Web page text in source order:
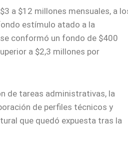
a $12 millones mensuales, a
estímulo atado a la
conformó un fondo de $400
a $2,3 millones por
de tareas administrativas, la
de perfiles técnicos y
que quedó expuesta tras la